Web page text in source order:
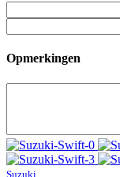
Opmerkingen
Suzuki